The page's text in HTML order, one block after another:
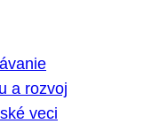
a rozvoj
veci